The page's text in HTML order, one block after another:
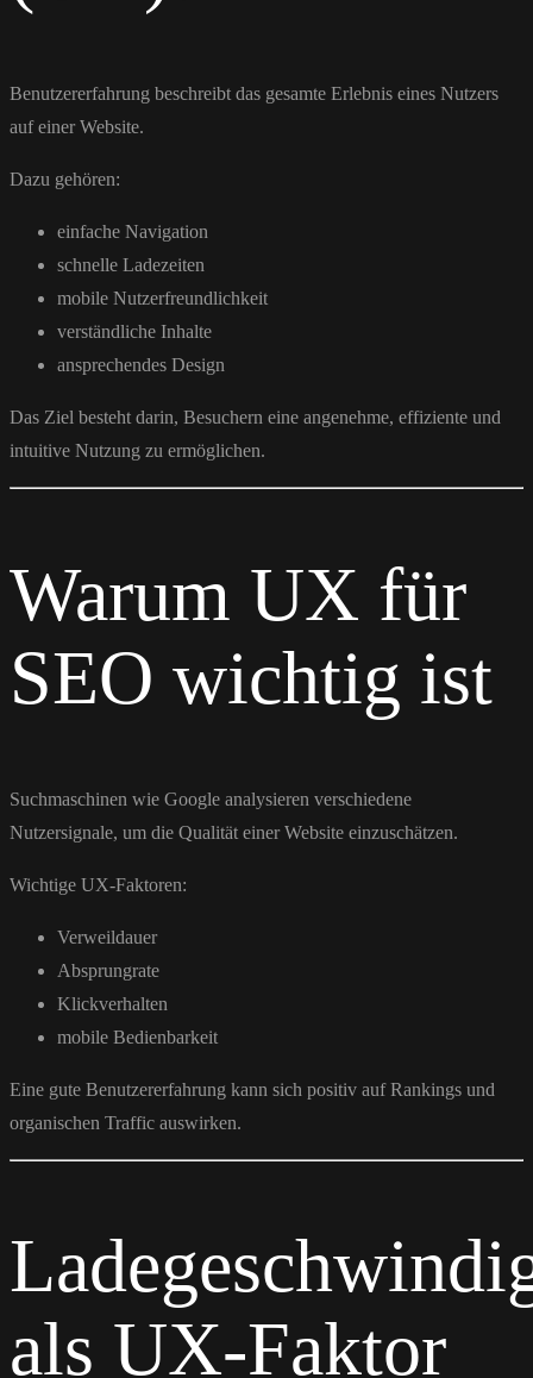
Benutzererfahrung beschreibt das gesamte Erlebnis eines Nutzers
auf einer Website.
Dazu gehören:
einfache Navigation
schnelle Ladezeiten
mobile Nutzerfreundlichkeit
verständliche Inhalte
ansprechendes Design
Das Ziel besteht darin, Besuchern eine angenehme, effiziente und
intuitive Nutzung zu ermöglichen.
Warum UX für
SEO wichtig ist
Suchmaschinen wie Google analysieren verschiedene
Nutzersignale, um die Qualität einer Website einzuschätzen.
Wichtige UX-Faktoren:
Verweildauer
Absprungrate
Klickverhalten
mobile Bedienbarkeit
Eine gute Benutzererfahrung kann sich positiv auf Rankings und
organischen Traffic auswirken.
als UX-Faktor